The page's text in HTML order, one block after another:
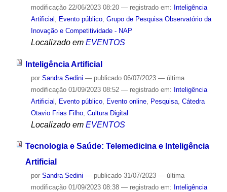
modificação22/06/2023 08:20 — registrado em: Inteligência
Artificial
Evento público, Grupo de Pesquisa Observatório da
Inovação e Competitividade - NAP
Localizado em EVENTOS
Inteligência Artificial
por Sandra Sedini — publicado06/07/2023 — última
modificação01/09/2023 08:52 — registrado em: Inteligência
Artificial
Evento público, Evento online, Pesquisa, Cátedra
Otavio Frias Filho, Cultura Digital
Localizado em EVENTOS
Tecnologia e Saúde: Telemedicina e Inteligência
Artificial
por Sandra Sedini — publicado31/07/2023 — última
modificação01/09/2023 08:38 — registrado em: Inteligência